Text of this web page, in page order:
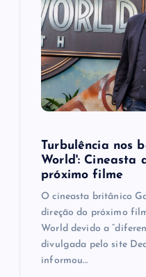
Turbulência nos
World': Cineasta
próximo filme
O cineasta britânico
direção do próximo
World devido a
divulgada pelo site
informou…